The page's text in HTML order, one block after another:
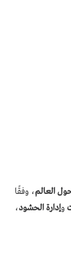
العالم، وفقًا
وإدارة الحشود،